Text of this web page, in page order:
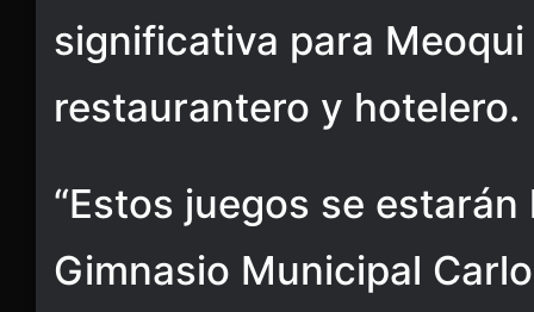
significativa para
restaurantero y hotelero.
“Estos juegos se
Gimnasio Municipal